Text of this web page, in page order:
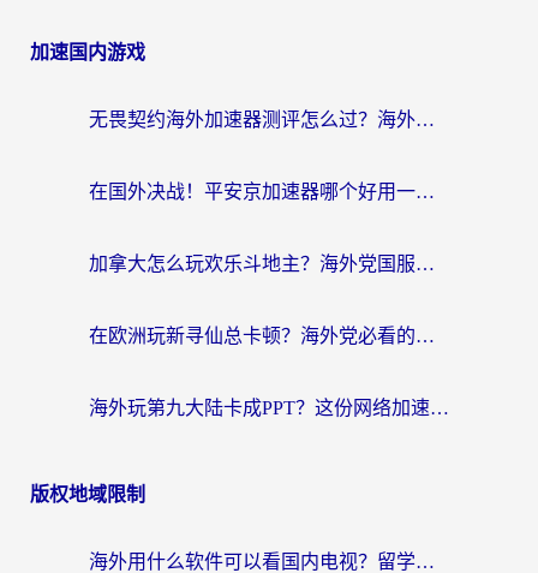
加速国内游戏
无畏契约海外加速器测评怎么过？海外玩家亲测实用指南（附小众技巧）
在国外决战！平安京加速器哪个好用一点？老玩家亲测番茄加速器全解析
加拿大怎么玩欢乐斗地主？海外党国服游戏加速终极指南（附绝地求生未来之役300英雄实测）
在欧洲玩新寻仙总卡顿？海外党必看的国服游戏加速全攻略
海外玩第九大陆卡成PPT？这份网络加速指南帮你丝滑上分
版权地域限制
海外用什么软件可以看国内电视？留学生亲测有效的追剧自由指南